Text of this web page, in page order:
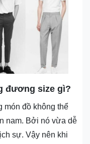
đương size gì?
món đồ không thể
nam. Bởi nó vừa dễ
sự. Vậy nên khi